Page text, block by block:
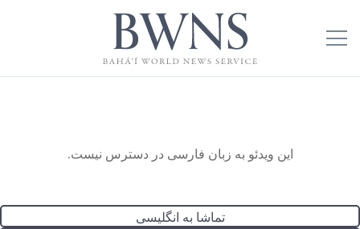
این ویدئو به زبان فارسی در دسترس نیست.
تماشا به انگلیسی